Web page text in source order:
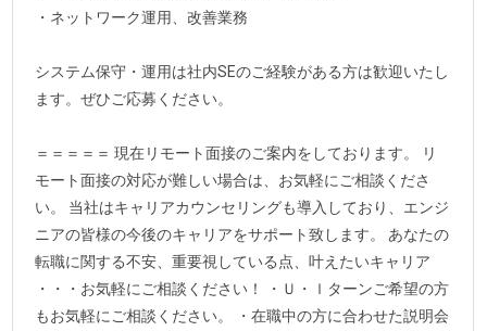
・ネットワーク運用、改善業務
システム保守・運用は社内SEのご経験がある方は歓迎いたし
ます。ぜひご応募ください。
＝＝＝＝＝ 現在リモート面接のご案内をしております。 リ
モート面接の対応が難しい場合は、お気軽にご相談くださ
い。 当社はキャリアカウンセリングも導入しており、エンジ
ニアの皆様の今後のキャリアをサポート致します。 あなたの
転職に関する不安、重要視している点、叶えたいキャリア
・・・お気軽にご相談ください！ ・Ｕ・ｌターンご希望の方
もお気軽にご相談ください。 ・在職中の方に合わせた説明会